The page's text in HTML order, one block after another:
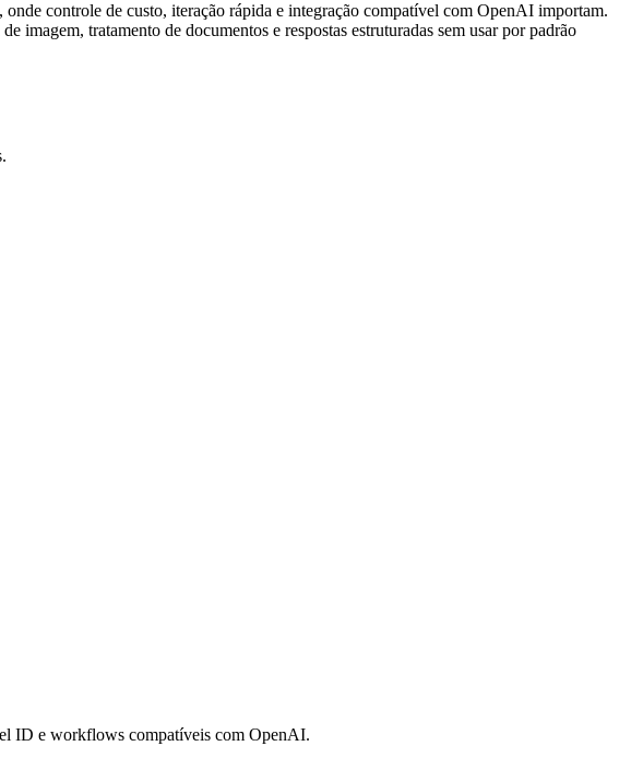
controle de custo, iteração rápida e integração compatível com OpenAI importam.
tratamento de documentos e respostas estruturadas sem usar por padrão
ID e workflows compatíveis com OpenAI.